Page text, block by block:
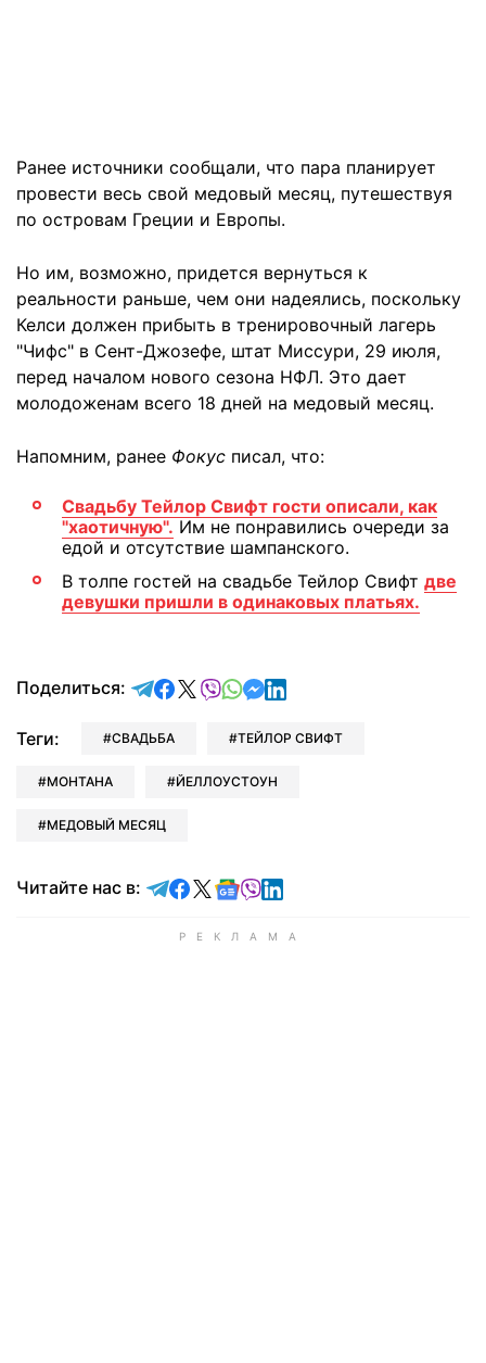
Ранее источники сообщали, что пара планирует
провести весь свой медовый месяц, путешествуя
по островам Греции и Европы.
Но им, возможно, придется вернуться к
реальности раньше, чем они надеялись, поскольку
Келси должен прибыть в тренировочный лагерь
"Чифс" в Сент-Джозефе, штат Миссури, 29 июля,
перед началом нового сезона НФЛ. Это дает
молодоженам всего 18 дней на медовый месяц.
Напомним, ранее Фокус писал, что:
Свадьбу Тейлор Свифт гости описали, как
"хаотичную". Им не понравились очереди за
едой и отсутствие шампанского.
В толпе гостей на свадьбе Тейлор Свифт две
девушки пришли в одинаковых платьях.
Поделиться: отправить в Telegram
поделиться в Facebook
поделиться в X
отправить в Viber
отправить в Whatsapp
отправить в Messenger
отправить в LinkedIn
Теги: СВАДЬБА ТЕЙЛОР СВИФТ
МОНТАНА ЙЕЛЛОУСТОУН
МЕДОВЫЙ МЕСЯЦ
Читайте нас в: Читайте в Telegram
Читайте в Facebook
Читайте в X
Читайте в Google news
Читайте в Viber
Читайте в LinkedIn